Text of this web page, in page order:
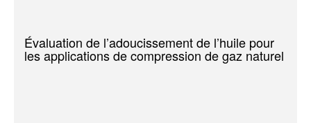
Évaluation de l’adoucissement de l’huile pour
les applications de compression de gaz naturel